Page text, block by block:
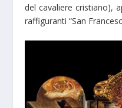
del cavaliere cristiano),
raffiguranti “San